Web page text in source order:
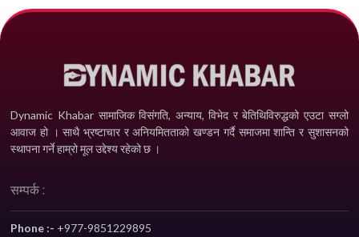
Dynamic Khabar सामाजिक विसंगति, अन्याय, विभेद­ र बेतिथिविरुद्धको एउटा सग्लो
आवाज हो । साथै भ्रष्टाचार र अनियमितताको खण्डन गर्दै समाजमा शान्ति र सुशासनको
स्थापना गर्ने हाम्रो मूल उद्देश्य रहेको छ ।
सम्पर्क :
Phone :- +977-9851229895